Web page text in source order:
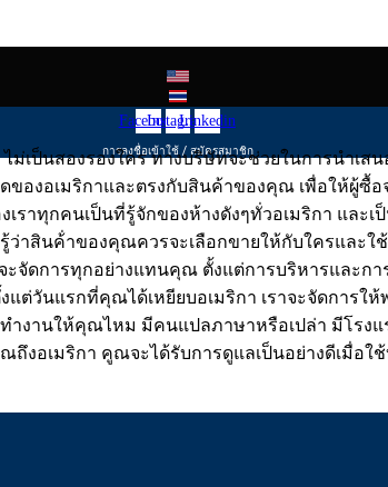
FacebookInstagramLinkedin
การลงชื่อเข้าใช้ / สมัครสมาชิก
เป็นสองรองใคร ทางบริษัทจะช่วยในการนำเ
องอเมริกาและตรงกับสินค้าของคุณ เพื่อให้ผู้
าทุกคนเป็นที่รู้จักของห้างดังๆทั่วอเมริกา และ
าสินค้่าของคุณควรจะเลือกขายให้กับใครและ
ดการทุกอย่างแทนคุณ ตั้งแต่การบริหารและก
ต่วันแรกที่คุณได้เหยียบอเมริกา เราจะจัดกา
งานให้คุณไหม มีคนแปลภาษาหรือเปล่า มีโรง
อเมริกา คูณจะได้รับการดูแลเป็นอย่างดีเมื่อใ